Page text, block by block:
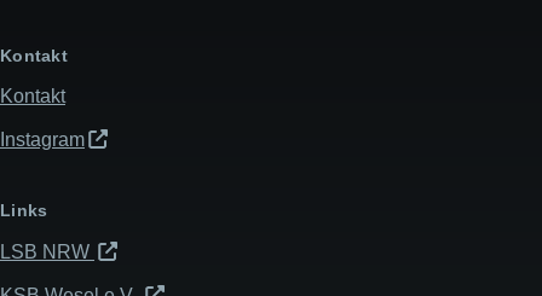
Kontakt
Kontakt
Instagram
Links
LSB NRW